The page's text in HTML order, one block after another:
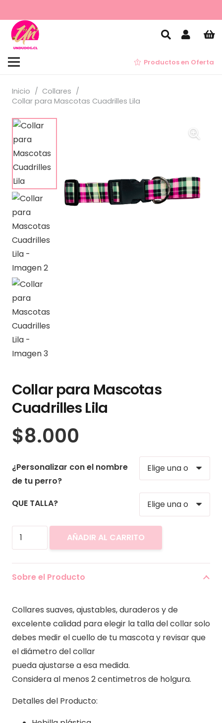
Productos en Oferta
Inicio / Collares /
Collar para Mascotas Cuadrilles Lila
Collar para Mascotas
Cuadrilles Lila
$8.000
¿Personalizar con el nombre
de tu perro?
QUE TALLA?
Collar
para
Cuadrilles
AÑADIR AL CARRITO
Sobre el Producto
Collares suaves, ajustables, duraderos y de
excelente calidad para elegir la talla del collar solo
debes medir el cuello de tu mascota y revisar que
el diámetro del collar
pueda ajustarse a esa medida.
Considera al menos 2 centimetros de holgura.
Detalles del Producto: